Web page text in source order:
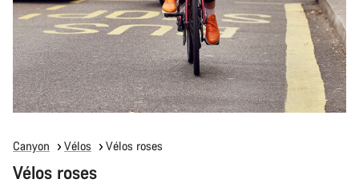
Canyon Vélos Vélos roses
Vélos roses